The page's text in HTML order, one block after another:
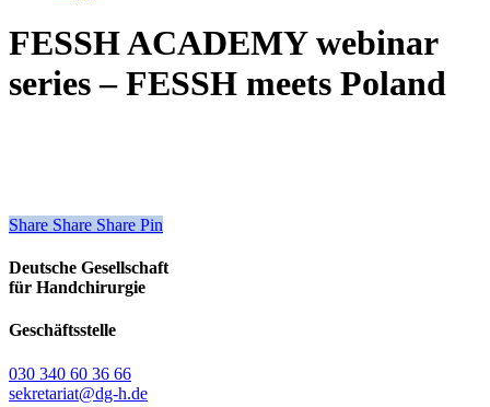
FESSH ACADEMY webinar
series – FESSH meets Poland
Share
Share Share Share Pin
Deutsche Gesellschaft
für Handchirurgie
Geschäftsstelle
030 340 60 36 66
sekretariat@dg-h.de